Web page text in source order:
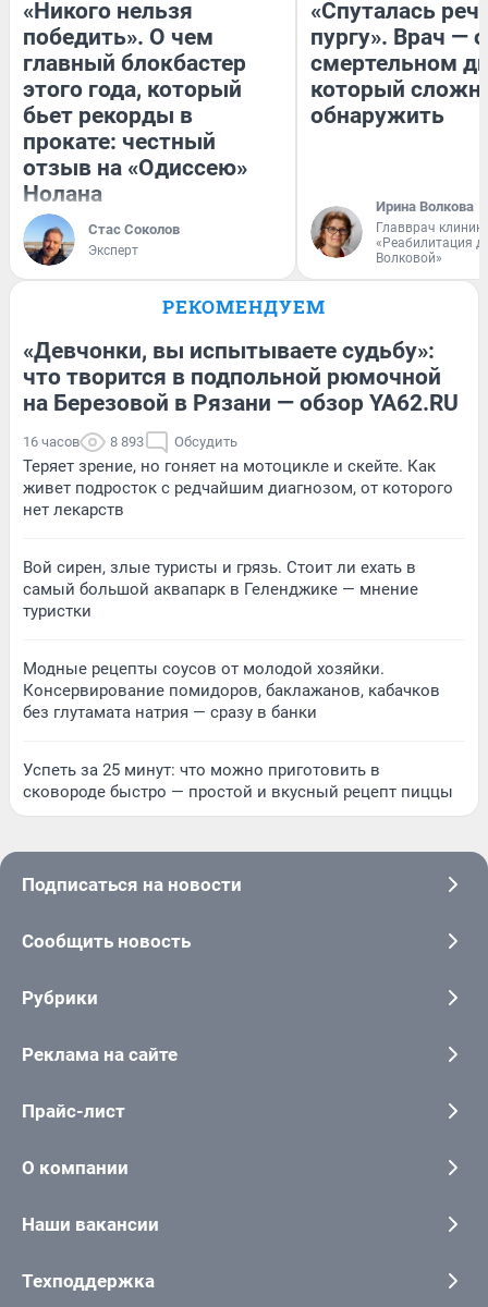
«Никого нельзя
победить». О чем
главный блокбастер
этого года, который
бьет рекорды в
прокате: честный
отзыв на «Одиссею»
Нолана
Стас Соколов
Эксперт
«Спуталась
пургу». Врач — о
смертельном
который
обнаружить
Ирина Волкова
Главврач
«Реабилитация
Волковой»
РЕКОМЕНДУЕМ
«Девчонки, вы испытываете судьбу»:
что творится в подпольной рюмочной
на Березовой в Рязани — обзор YA62.RU
16 часов 8 893 Обсудить
Теряет зрение, но гоняет на мотоцикле и скейте. Как
живет подросток с редчайшим диагнозом, от которого
нет лекарств
Вой сирен, злые туристы и грязь. Стоит ли ехать в
самый большой аквапарк в Геленджике — мнение
туристки
Модные рецепты соусов от молодой хозяйки.
Консервирование помидоров, баклажанов, кабачков
без глутамата натрия — сразу в банки
Успеть за 25 минут: что можно приготовить в
сковороде быстро — простой и вкусный рецепт пиццы
Подписаться на новости
Сообщить новость
Рубрики
Реклама на сайте
Прайс-лист
О компании
Наши вакансии
Техподдержка